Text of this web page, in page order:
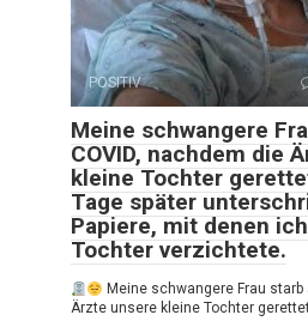
POSITIV
Meine schwangere
COVID, nachdem die
kleine Tochter
Tage später
Papiere, mit denen
Tochter verzichtete.
Meine schwangere Frau
Ärzte unsere kleine Tochter